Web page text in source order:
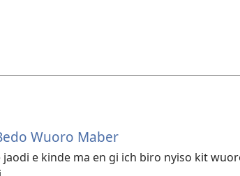
Wuoro Maber
e kinde ma en gi ich biro nyiso kit